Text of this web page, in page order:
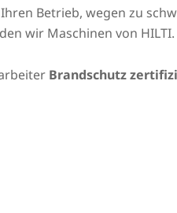
Betrieb, wegen zu
wir Maschinen von HILTI.
Brandschutz